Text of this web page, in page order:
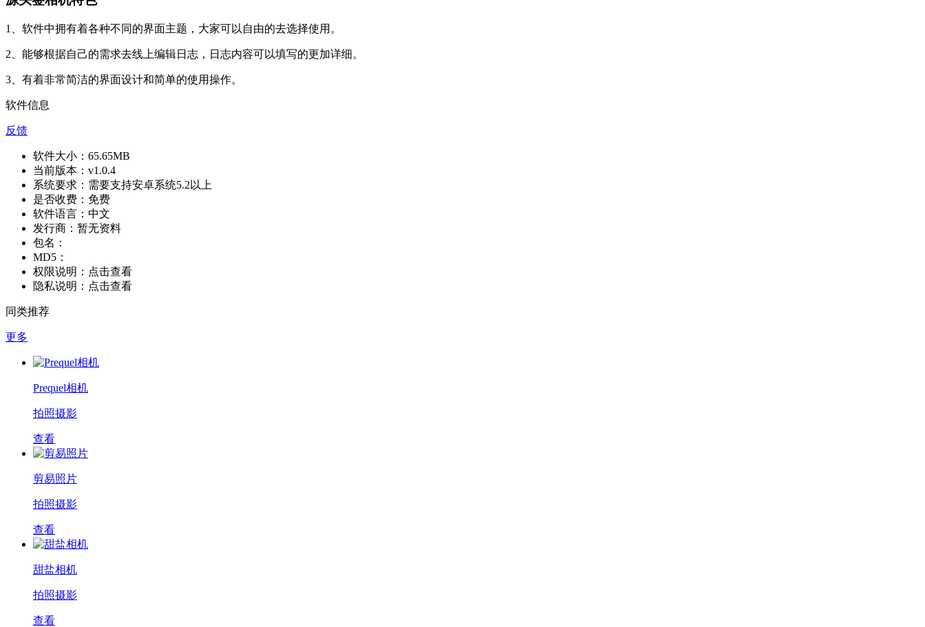
1、软件中拥有着各种不同的界面主题，大家可以自由的去选择使用。
2、能够根据自己的需求去线上编辑日志，日志内容可以填写的更加详细。
3、有着非常简洁的界面设计和简单的使用操作。
软件信息
反馈
软件大小： 65.65MB
当前版本： v1.0.4
系统要求： 需要支持安卓系统5.2以上
是否收费： 免费
软件语言： 中文
发行商： 暂无资料
包名：
MD5：
权限说明： 点击查看
隐私说明： 点击查看
同类推荐
更多
Prequel相机
拍照摄影
查看
剪易照片
拍照摄影
查看
甜盐相机
拍照摄影
查看